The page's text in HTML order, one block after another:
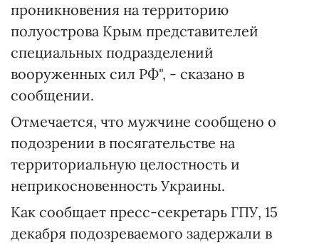
проникновения на территорию
полуострова Крым представителей
специальных подразделений
вооруженных сил РФ", - сказано в
сообщении.
Отмечается, что мужчине сообщено о
подозрении в посягательстве на
территориальную целостность и
неприкосновенность Украины.
Как сообщает пресс-секретарь ГПУ, 15
декабря подозреваемого задержали в